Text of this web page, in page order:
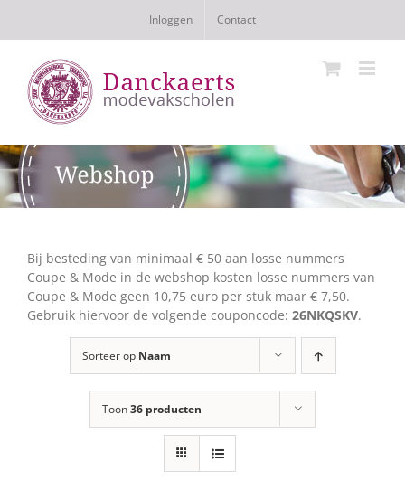
Inloggen Contact
Bij besteding van minimaal € 50 aan losse nummers
Coupe & Mode in de webshop kosten losse nummers van
Coupe & Mode geen 10,75 euro per stuk maar € 7,50.
Gebruik hiervoor de volgende couponcode: 26NKQSKV.
Sorteer op Naam
Toon36 producten